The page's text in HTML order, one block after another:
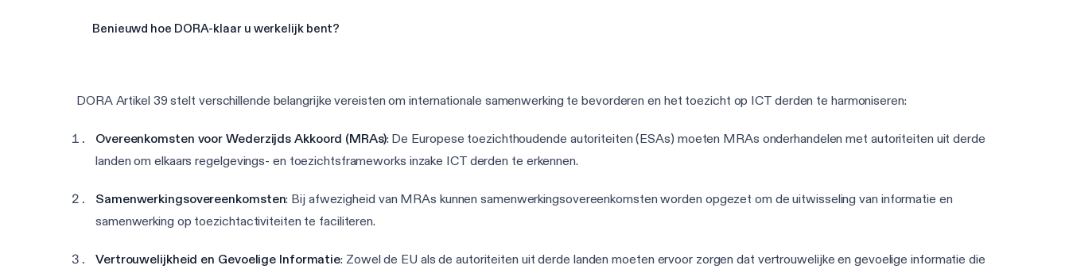
Benieuwd hoe DORA-klaar u werkelijk bent?
DORA Artikel 39 stelt verschillende belangrijke vereisten om internationale samenwerking te bevorderen en het toezicht op ICT derden te harmoniseren:
Overeenkomsten voor Wederzijds Akkoord (MRAs): De Europese toezichthoudende autoriteiten (ESAs) moeten MRAs onderhandelen met autoriteiten uit derde
landen om elkaars regelgevings- en toezichtsframeworks inzake ICT derden te erkennen.
Samenwerkingsovereenkomsten: Bij afwezigheid van MRAs kunnen samenwerkingsovereenkomsten worden opgezet om de uitwisseling van informatie en
samenwerking op toezichtactiviteiten te faciliteren.
Vertrouwelijkheid en Gevoelige Informatie: Zowel de EU als de autoriteiten uit derde landen moeten ervoor zorgen dat vertrouwelijke en gevoelige informatie die